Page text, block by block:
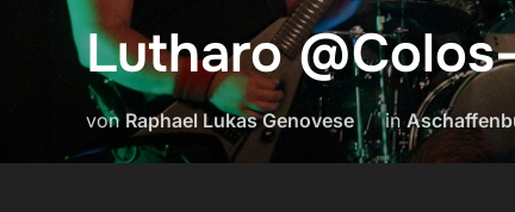
Lutharo
von Raphael Lukas Genovese in